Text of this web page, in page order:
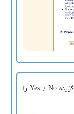
در صفحه جدید با توجه به شرایط خود گزینه Yes / No را